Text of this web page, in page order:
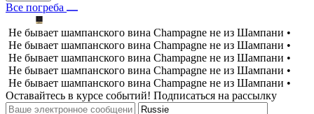
Все погреба
Не бывает шампанского вина Champagne не из Шампани •
Не бывает шампанского вина Champagne не из Шампани •
Не бывает шампанского вина Champagne не из Шампани •
Не бывает шампанского вина Champagne не из Шампани •
Не бывает шампанского вина Champagne не из Шампани •
Оставайтесь в курсе событий! Подписаться на рассылку